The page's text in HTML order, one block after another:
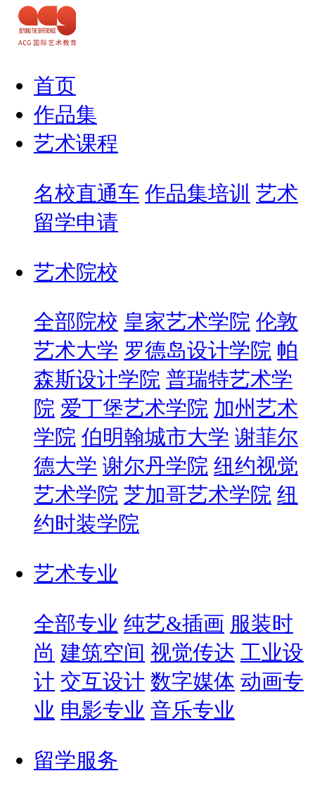
首页
作品集
艺术课程
名校直通车 作品集培训 艺术
留学申请
艺术院校
全部院校 皇家艺术学院 伦敦
艺术大学 罗德岛设计学院 帕
森斯设计学院 普瑞特艺术学
院 爱丁堡艺术学院 加州艺术
学院 伯明翰城市大学 谢菲尔
德大学 谢尔丹学院 纽约视觉
艺术学院 芝加哥艺术学院 纽
约时装学院
艺术专业
全部专业 纯艺&插画 服装时
尚 建筑空间 视觉传达 工业设
计 交互设计 数字媒体 动画专
业 电影专业 音乐专业
留学服务